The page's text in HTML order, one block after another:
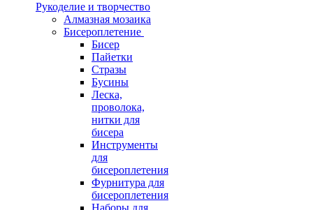
Рукоделие и творчество
Алмазная мозаика
Бисероплетение
Бисер
Пайетки
Стразы
Бусины
Леска,
проволока,
нитки для
бисера
Инструменты
для
бисероплетения
Фурнитура для
бисероплетения
Наборы для